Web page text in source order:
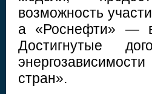
возможность
а «Роснефти» —
Достигнутые
стран».